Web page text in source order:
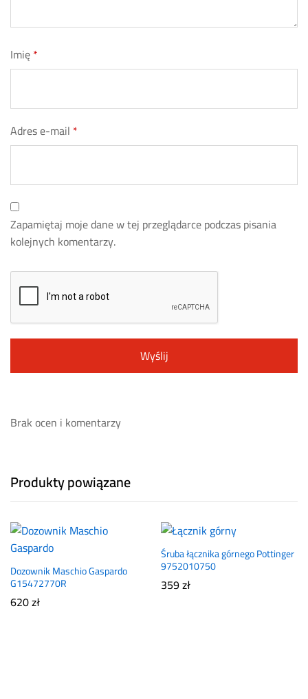
Imię*
Adres e-mail *
Zapamiętaj moje dane w tej przeglądarce podczas pisania
kolejnych komentarzy.
Brak ocen i komentarzy
Produkty powiązane
Dozownik Maschio Gaspardo
G15472770R
620zł
Śruba łącznika górnego Pottinger
9752010750
359zł